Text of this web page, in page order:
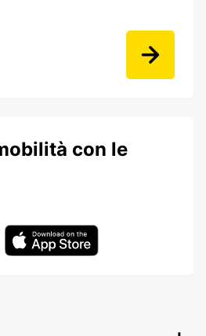
con le